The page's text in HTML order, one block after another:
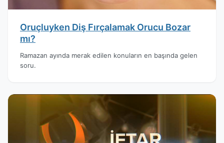
Oruçluyken Diş Fırçalamak Orucu Bozar
mı?
Ramazan ayında merak edilen konuların en başında gelen
soru.